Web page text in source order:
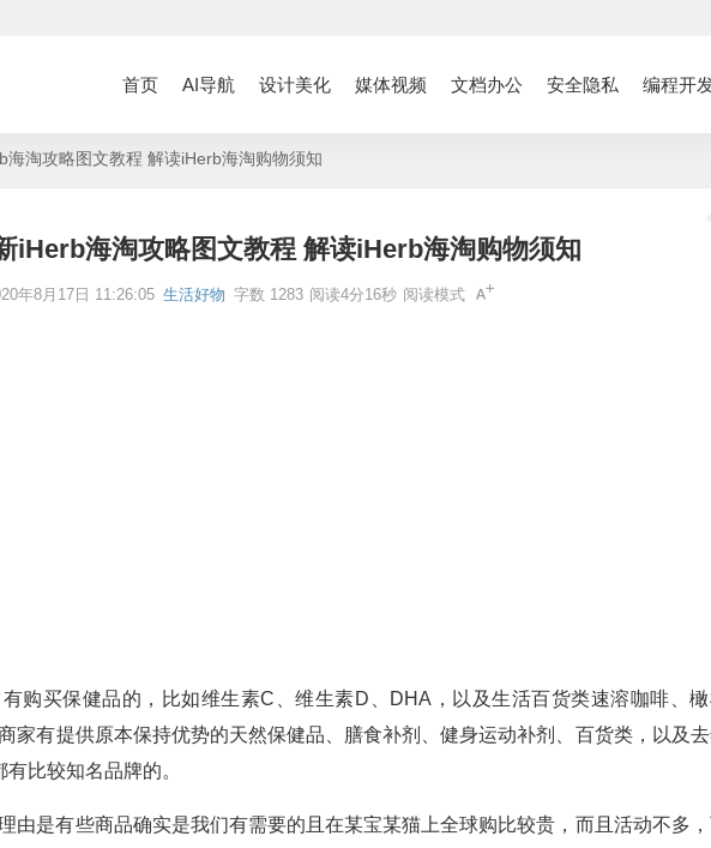
首页 AI导航 设计美化 媒体视频 文档办公 安全隐私 编程开
海淘攻略图文教程 解读iHerb海淘购物须知
iHerb海淘攻略图文教程 解读iHerb海淘购物须知
年8月17日 11:26:05 生活好物 字数 1283 阅读4分16秒 阅读模式
购买保健品的，比如维生素C、维生素D、DHA，以及生活百货类速溶咖啡、
家有提供原本保持优势的天然保健品、膳食补剂、健身运动补剂、百货类，以及
比较知名品牌的。
由是有些商品确实是我们有需要的且在某宝某猫上全球购比较贵，而且活动不多